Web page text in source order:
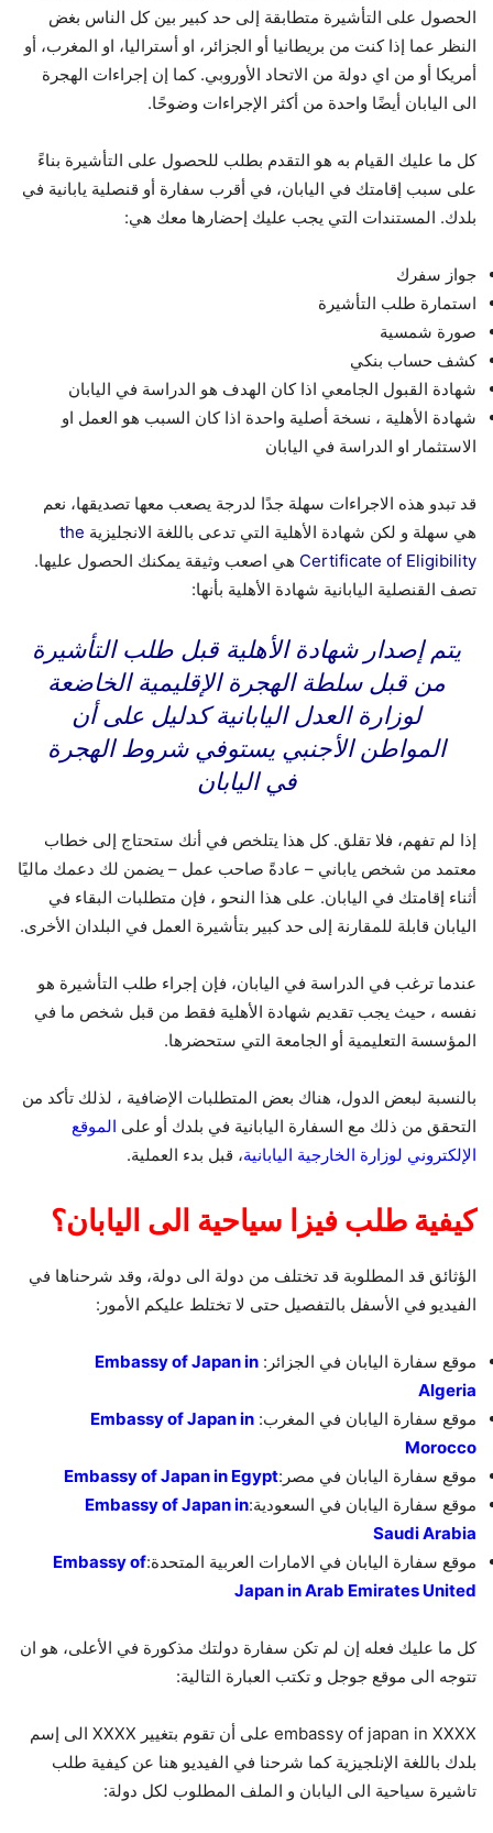
الحصول على التأشيرة متطابقة إلى حد كبير بين كل الناس بغض
النظر عما إذا كنت من بريطانيا أو الجزائر، او أستراليا، او المغرب، أو
أمريكا أو من اي دولة من الاتحاد الأوروبي. كما إن إجراءات الهجرة
الى اليابان أيضًا واحدة من أكثر الإجراءات وضوحًا.
كل ما عليك القيام به هو التقدم بطلب للحصول على التأشيرة بناءً
على سبب إقامتك في اليابان، في أقرب سفارة أو قنصلية يابانية في
بلدك. المستندات التي يجب عليك إحضارها معك هي:
جواز سفرك
استمارة طلب التأشيرة
صورة شمسية
كشف حساب بنكي
شهادة القبول الجامعي اذا كان الهدف هو الدراسة في اليابان
شهادة الأهلية ، نسخة أصلية واحدة اذا كان السبب هو العمل او
الاستثمار او الدراسة في اليابان
قد تبدو هذه الاجراءات سهلة جدًا لدرجة يصعب معها تصديقها، نعم
هي سهلة و لكن شهادة الأهلية التي تدعى باللغة الانجليزية the
Certificate of Eligibility هي اصعب وثيقة يمكنك الحصول عليها.
تصف القنصلية اليابانية شهادة الأهلية بأنها:
يتم إصدار شهادة الأهلية قبل طلب التأشيرة
من قبل سلطة الهجرة الإقليمية الخاضعة
لوزارة العدل اليابانية كدليل على أن
المواطن الأجنبي يستوفي شروط الهجرة
في اليابان
إذا لم تفهم، فلا تقلق. كل هذا يتلخص في أنك ستحتاج إلى خطاب
معتمد من شخص ياباني – عادةً صاحب عمل – يضمن لك دعمك ماليًا
أثناء إقامتك في اليابان. على هذا النحو ، فإن متطلبات البقاء في
اليابان قابلة للمقارنة إلى حد كبير بتأشيرة العمل في البلدان الأخرى.
عندما ترغب في الدراسة في اليابان، فإن إجراء طلب التأشيرة هو
نفسه ، حيث يجب تقديم شهادة الأهلية فقط من قبل شخص ما في
المؤسسة التعليمية أو الجامعة التي ستحضرها.
بالنسبة لبعض الدول، هناك بعض المتطلبات الإضافية ، لذلك تأكد من
التحقق من ذلك مع السفارة اليابانية في بلدك أو على الموقع
الإلكتروني لوزارة الخارجية اليابانية، قبل بدء العملية.
كيفية طلب فيزا سياحية الى اليابان؟
الؤثائق قد المطلوبة قد تختلف من دولة الى دولة، وقد شرحناها في
الفيديو في الأسفل بالتفصيل حتى لا تختلط عليكم الأمور:
موقع سفارة اليابان في الجزائر: Embassy of Japan in
Algeria
موقع سفارة اليابان في المغرب: Embassy of Japan in
Morocco
موقع سفارة اليابان في مصر:Embassy of Japan in Egypt
موقع سفارة اليابان في السعودية:Embassy of Japan in
Saudi Arabia
موقع سفارة اليابان في الامارات العربية المتحدة:Embassy of
Japan in Arab Emirates United
كل ما عليك فعله إن لم تكن سفارة دولتك مذكورة في الأعلى، هو ان
تتوجه الى موقع جوجل و تكتب العبارة التالية:
embassy of japan in XXXX على أن تقوم بتغيير XXXX الى إسم
بلدك باللغة الإنلجيزية كما شرحنا في الفيديو هنا عن كيفية طلب
تاشيرة سياحية الى اليابان و الملف المطلوب لكل دولة: